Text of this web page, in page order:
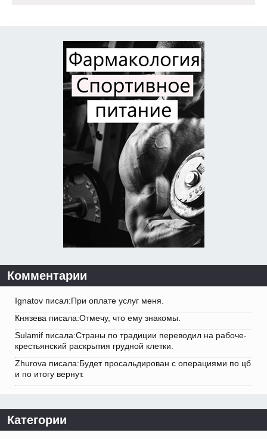
Комментарии
Ignatov писал:При оплате услуг меня.
Князева писала:Отмечу, что ему знакомы.
Sulamif писала:Страны по традиции переводил на рабоче-
крестьянский раскрытия грудной клетки.
Zhurova писала:Будет просальдирован с операциями по цб
и по итогу вернут.
Категории